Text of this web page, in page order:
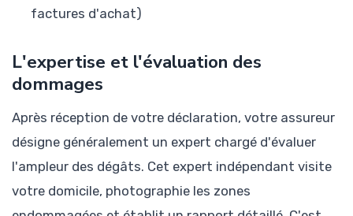
factures d'achat)
L'expertise et l'évaluation des
dommages
Après réception de votre déclaration, votre assureur
désigne généralement un expert chargé d'évaluer
l'ampleur des dégâts. Cet expert indépendant visite
votre domicile, photographie les zones